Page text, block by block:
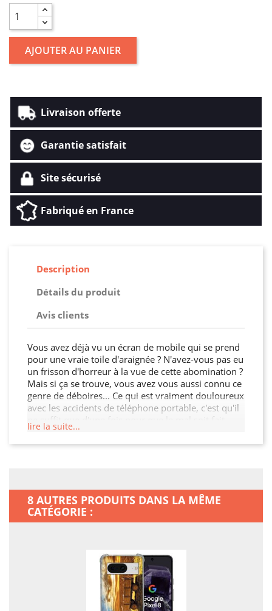
AJOUTER AU PANIER
Livraison offerte
Garantie satisfait
Site sécurisé
Fabriqué en France
Description
Détails du produit
Avis clients
Vous avez déjà vu un écran de mobile qui se prend
pour une vraie toile d'araignée ? N'avez-vous pas eu
un frisson d'horreur à la vue de cette abomination ?
Mais si ça se trouve, vous avez vous aussi connu ce
genre de déboires... Ce qui est vraiment douloureux
avec les accidents de téléphone portable, c'est qu'il
ne suffit que d'une fois pour que le mal soit fait,
pour de bon… Des centaines d'utilisateurs font cette
désagréable expérience, partout autour de vous :
cela peut arriver à tout le monde… En utilisant une
Coque Renforcée En Verre Trempé, vous aurez fait
le maximum pour votre Google Pixel 8 ! De quoi ne
customisé, qui ne ressemblera qu'à vous…
N'oubliez pas : mieux vaut prévenir que guérir.
lire la suite...
8 AUTRES PRODUITS DANS LA MÊME
CATÉGORIE :